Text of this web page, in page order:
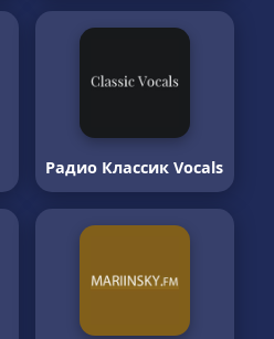
Радио Классик Vocals